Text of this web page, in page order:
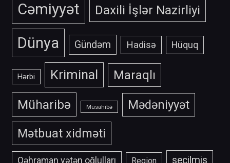
Cəmiyyət Daxili İşlər Nazirliyi
Dünya Gündəm Hadisə Hüquq
Hərbi Kriminal Maraqlı
Müharibə Müsahibə
Mədəniyyət
Mətbuat xidməti
Qəhraman vətən oğlulları Region secilmis